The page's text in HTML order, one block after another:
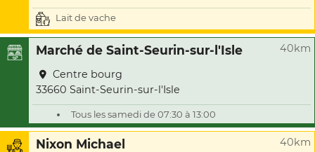
Lait de vache
Marché de Saint-Seurin-sur-l'Isle 40km
Centre bourg
33660 Saint-Seurin-sur-l'Isle
Tous les samedi de 07:30 à 13:00
Nixon Michael 40km